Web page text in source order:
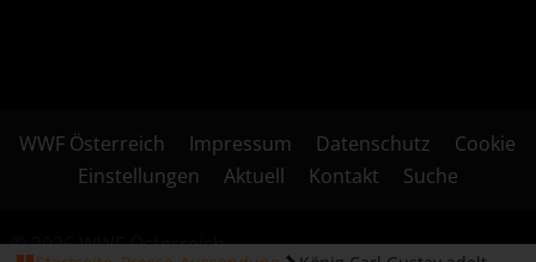
WWF Österreich Impressum Datenschutz
Cookie
Einstellungen
Aktuell Kontakt Suche
© 2026 WWF Österreich